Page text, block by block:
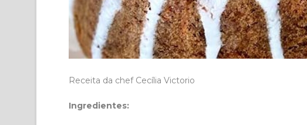
Receita da chef Cecília Victorio
Ingredientes: